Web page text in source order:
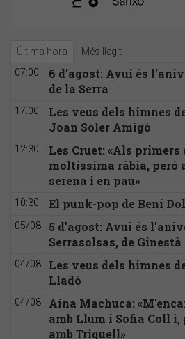
Última hora Més llegit
07:00
6 d'agost: Avui és
de la Serra
17:00
Les veus dels himnes
Joan Soler Amigó
12:30
Les Cruet: «Als
moltíssima ràbia, però
serena i en pau»
10:30 El punk-pop de Beni
05/08
5 d'agost: Avui és
Serrasolsas, de Ginestà
04/08
Les veus dels himnes
Lladó
04/08
Aina Machuca:
amb Llum i Sofia Coll i,
amb Triquell»